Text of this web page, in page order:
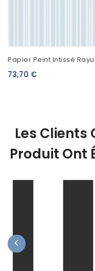
Papier Peint Intissé
Lutèce Alice Et Rose
73,70 €
Les Clients
Produit Ont